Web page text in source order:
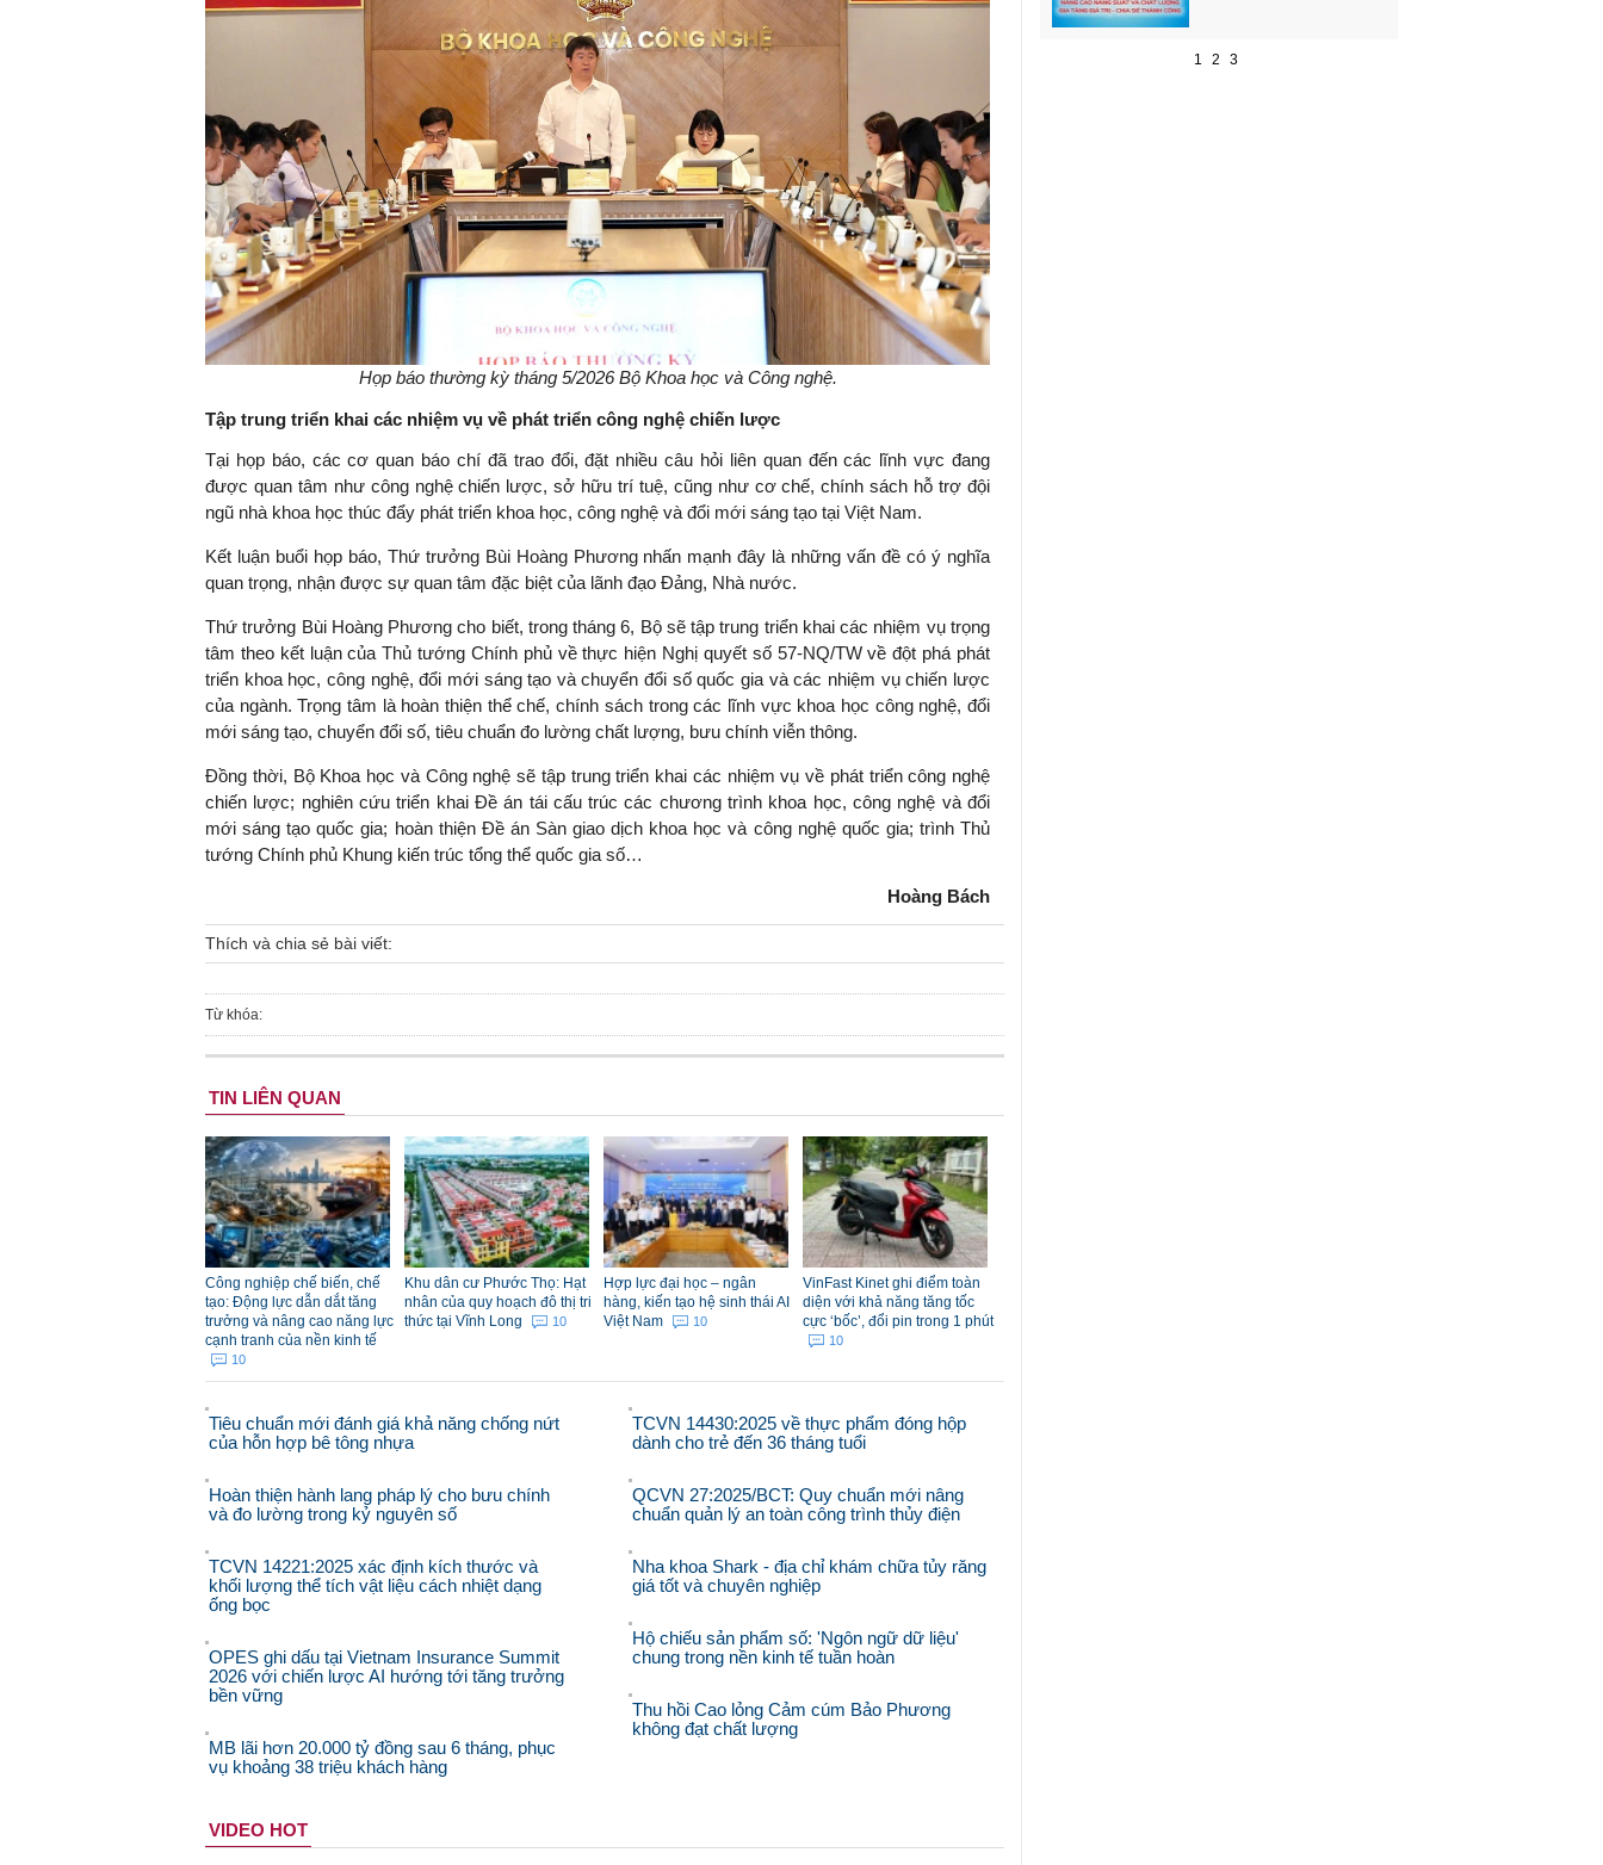
Họp báo thường kỳ tháng 5/2026 Bộ Khoa học và Công nghệ.
Tập trung triển khai các nhiệm vụ về phát triển công nghệ chiến lược
Tại họp báo, các cơ quan báo chí đã trao đổi, đặt nhiều câu hỏi liên quan đến các lĩnh vực đang
được quan tâm như công nghệ chiến lược, sở hữu trí tuệ, cũng như cơ chế, chính sách hỗ trợ đội
ngũ nhà khoa học thúc đẩy phát triển khoa học, công nghệ và đổi mới sáng tạo tại Việt Nam.
Kết luận buổi họp báo, Thứ trưởng Bùi Hoàng Phương nhấn mạnh đây là những vấn đề có ý nghĩa
quan trọng, nhận được sự quan tâm đặc biệt của lãnh đạo Đảng, Nhà nước.
Thứ trưởng Bùi Hoàng Phương cho biết, trong tháng 6, Bộ sẽ tập trung triển khai các nhiệm vụ trọng
tâm theo kết luận của Thủ tướng Chính phủ về thực hiện Nghị quyết số 57-NQ/TW về đột phá phát
triển khoa học, công nghệ, đổi mới sáng tạo và chuyển đổi số quốc gia và các nhiệm vụ chiến lược
của ngành. Trọng tâm là hoàn thiện thể chế, chính sách trong các lĩnh vực khoa học công nghệ, đổi
mới sáng tạo, chuyển đổi số, tiêu chuẩn đo lường chất lượng, bưu chính viễn thông.
Đồng thời, Bộ Khoa học và Công nghệ sẽ tập trung triển khai các nhiệm vụ về phát triển công nghệ
chiến lược; nghiên cứu triển khai Đề án tái cấu trúc các chương trình khoa học, công nghệ và đổi
mới sáng tạo quốc gia; hoàn thiện Đề án Sàn giao dịch khoa học và công nghệ quốc gia; trình Thủ
tướng Chính phủ Khung kiến trúc tổng thể quốc gia số…
Hoàng Bách
Thích và chia sẻ bài viết:
Từ khóa:
TIN LIÊN QUAN
Công nghiệp chế biến, chế
tạo: Động lực dẫn dắt tăng
trưởng và nâng cao năng lực
cạnh tranh của nền kinh tế
10
Khu dân cư Phước Thọ: Hạt
nhân của quy hoạch đô thị tri
thức tại Vĩnh Long
10
Hợp lực đại học – ngân
hàng, kiến tạo hệ sinh thái AI
Việt Nam
10
VinFast Kinet ghi điểm toàn
diện với khả năng tăng tốc
cực ‘bốc’, đổi pin trong 1 phút
10
Tiêu chuẩn mới đánh giá khả năng chống nứt
của hỗn hợp bê tông nhựa
Hoàn thiện hành lang pháp lý cho bưu chính
và đo lường trong kỷ nguyên số
TCVN 14221:2025 xác định kích thước và
khối lượng thể tích vật liệu cách nhiệt dạng
ống bọc
OPES ghi dấu tại Vietnam Insurance Summit
2026 với chiến lược AI hướng tới tăng trưởng
bền vững
MB lãi hơn 20.000 tỷ đồng sau 6 tháng, phục
vụ khoảng 38 triệu khách hàng
TCVN 14430:2025 về thực phẩm đóng hộp
dành cho trẻ đến 36 tháng tuổi
QCVN 27:2025/BCT: Quy chuẩn mới nâng
chuẩn quản lý an toàn công trình thủy điện
Nha khoa Shark - địa chỉ khám chữa tủy răng
giá tốt và chuyên nghiệp
Hộ chiếu sản phẩm số: 'Ngôn ngữ dữ liệu'
chung trong nền kinh tế tuần hoàn
Thu hồi Cao lỏng Cảm cúm Bảo Phương
không đạt chất lượng
VIDEO HOT
1 2 3